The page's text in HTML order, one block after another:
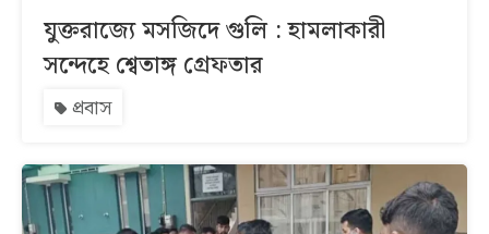
যুক্তরাজ্যে মসজিদে গুলি : হামলাকারী
সন্দেহে শ্বেতাঙ্গ গ্রেফতার
প্রবাস